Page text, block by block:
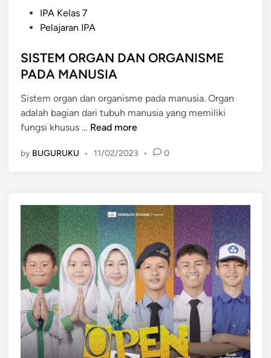
t
e
i
n
IPA Kelas 7
Pelajaran IPA
SISTEM ORGAN DAN ORGANISME
PADA MANUSIA
Sistem organ dan organisme pada manusia. Organ
adalah bagian dari tubuh manusia yang memiliki
fungsi khusus … S
S
O
R
G
A
N
D
N
O
R
Read more
by BUGURUKU • 11/02/2023 • 0